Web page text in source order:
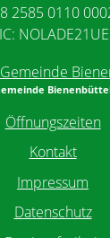
2585 0110
Öffnungszeiten
Kontakt
Impressum
Datenschutz